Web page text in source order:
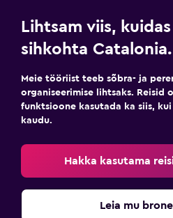
Lihtsam viis,
sihkohta Catalonia.
Meie tööriist teeb sõbra- ja
organiseerimise lihtsaks. Reisid
funktsioone kasutada ka siis,
kaudu.
Hakka kasutama
Leia mu